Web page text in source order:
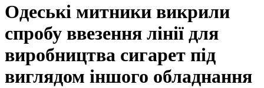
Одеські митники викрили
спробу ввезення лінії для
виробництва сигарет під
виглядом іншого обладнання